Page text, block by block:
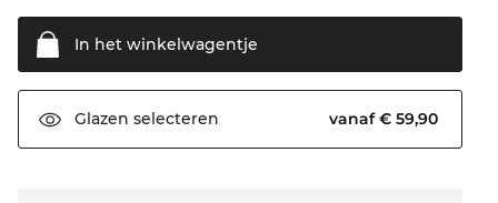
In het winkelwagentje
Glazen selecteren vanaf € 59,90